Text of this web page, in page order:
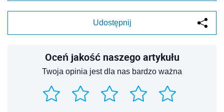
Udostępnij
Oceń jakość naszego artykułu
Twoja opinia jest dla nas bardzo ważna